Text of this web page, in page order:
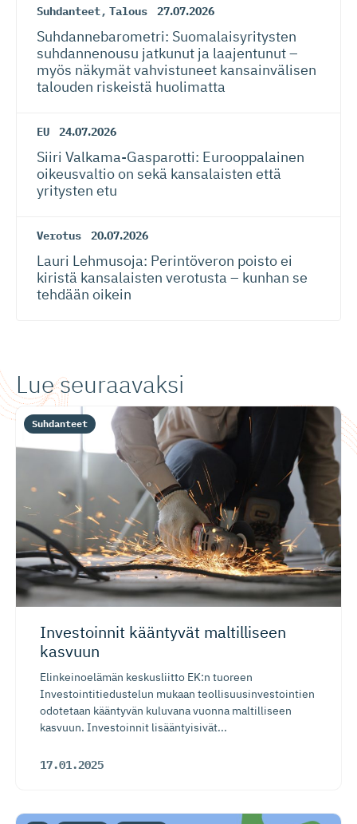
Suhdanteet, Talous 27.07.2026
Suhdanneba­ro­metri: Suomalaisy­ri­tysten
suhdannenousu jatkunut ja laajentunut –
myös näkymät vahvistuneet kansainvälisen
talouden riskeistä huolimatta
EU 24.07.2026
Siiri Valkama-Gas­pa­rotti: Eurooppalainen
oikeusvaltio on sekä kansalaisten että
yritysten etu
Verotus 20.07.2026
Lauri Lehmusoja: Perintöveron poisto ei
kiristä kansalaisten verotusta – kunhan se
tehdään oikein
Lue seuraavaksi
Investoinnit kääntyvät maltilliseen
kasvuun
Elinkeinoelämän keskusliitto EK:n tuoreen
Investointitiedustelun mukaan teollisuusinvestointien
odotetaan kääntyvän kuluvana vuonna maltilliseen
kasvuun. Investoinnit lisääntyisivät...
17.01.2025
Suhdanteet